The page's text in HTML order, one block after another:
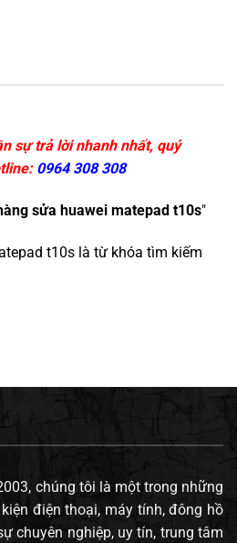
sự trả lời nhanh nhất, quý
0964 308 308
sửa huawei matepad t10s"
t10s là từ khóa tìm kiếm
chúng tôi là một trong những
điện thoại, máy tính, đông hồ
chuyên nghiệp, uy tín, trung tâm